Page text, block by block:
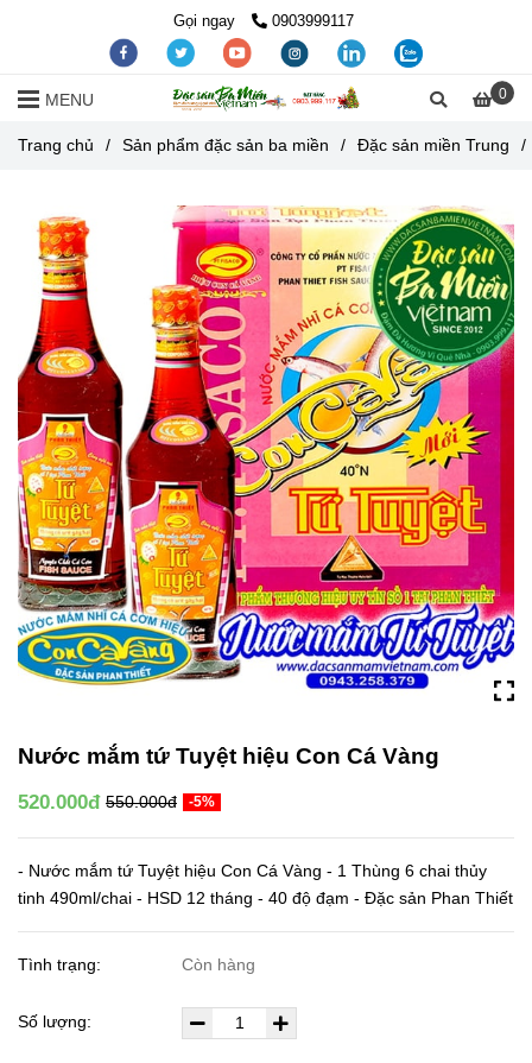
Gọi ngay 0903999117
0
MENU
Trang chủ / Sản phẩm đặc sản ba miền / Đặc sản miền Trung /
Nước mắm tứ Tuyệt hiệu Con Cá Vàng
520.000đ 550.000đ -5%
- Nước mắm tứ Tuyệt hiệu Con Cá Vàng - 1 Thùng 6 chai thủy
tinh 490ml/chai - HSD 12 tháng - 40 độ đạm - Đặc sản Phan Thiết
Tình trạng: Còn hàng
Số lượng: